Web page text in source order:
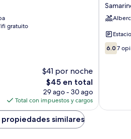
gratuito
$41 por noche
El
precio
actual
es
de
$45
$45 en total
29 ago - 30 ago
Total con impuestos y cargos
6.0
de
6.0 7
similares